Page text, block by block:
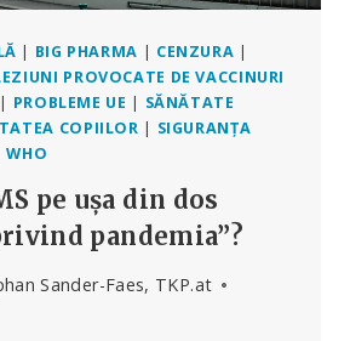
| BIG PHARMA | CENZURA |
PROVOCATE DE VACCINURI
| PROBLEME UE | SĂNĂTATE
COPIILOR | SIGURANȚA
WHO
pe ușa din dos
pandemia”?
Sander-Faes, TKP.at